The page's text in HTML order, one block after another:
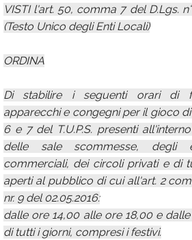
VISTI l'art. 50, comma 7 del D.Lgs.
(Testo Unico degli Enti Locali)
ORDINA
Di stabilire i seguenti orari di
apparecchi e congegni per il gioco
6 e 7 del T.U.P.S. presenti
delle sale scommesse, degli
commerciali, dei circoli privati e di
aperti al pubblico di cui all'art. 2
nr. 9 del 02.05.2016:
dalle ore 14,00 alle ore 18,00 e
di tutti i giorni, compresi i festivi.